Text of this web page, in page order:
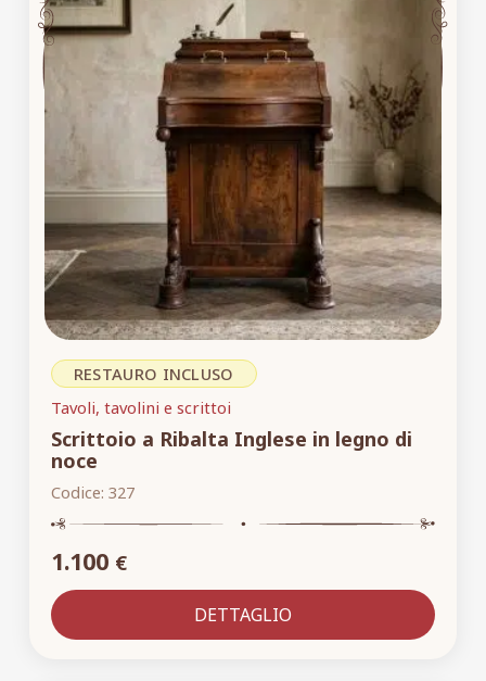
RESTAURO INCLUSO
Tavoli, tavolini e scrittoi
Scrittoio a Ribalta Inglese in legno di
noce
Codice: 327
1.100 €
DETTAGLIO